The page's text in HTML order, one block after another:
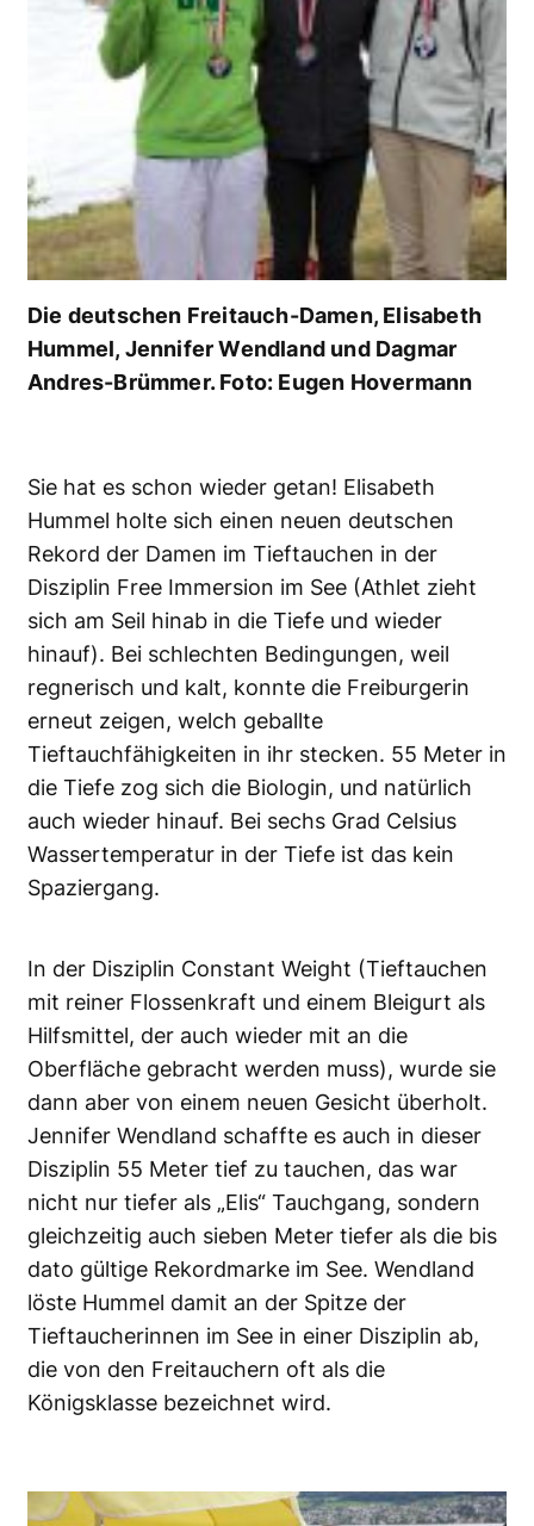
Die deutschen Freitauch-Damen, Elisabeth
Hummel, Jennifer Wendland und Dagmar
Andres-Brümmer. Foto: Eugen Hovermann
Sie hat es schon wieder getan! Elisabeth
Hummel holte sich einen neuen deutschen
Rekord der Damen im Tieftauchen in der
Disziplin Free Immersion im See (Athlet zieht
sich am Seil hinab in die Tiefe und wieder
hinauf). Bei schlechten Bedingungen, weil
regnerisch und kalt, konnte die Freiburgerin
erneut zeigen, welch geballte
Tieftauchfähigkeiten in ihr stecken. 55 Meter in
die Tiefe zog sich die Biologin, und natürlich
auch wieder hinauf. Bei sechs Grad Celsius
Wassertemperatur in der Tiefe ist das kein
Spaziergang.
In der Disziplin Constant Weight (Tieftauchen
mit reiner Flossenkraft und einem Bleigurt als
Hilfsmittel, der auch wieder mit an die
Oberfläche gebracht werden muss), wurde sie
dann aber von einem neuen Gesicht überholt.
Jennifer Wendland schaffte es auch in dieser
Disziplin 55 Meter tief zu tauchen, das war
nicht nur tiefer als „Elis“ Tauchgang, sondern
gleichzeitig auch sieben Meter tiefer als die bis
dato gültige Rekordmarke im See. Wendland
löste Hummel damit an der Spitze der
Tieftaucherinnen im See in einer Disziplin ab,
die von den Freitauchern oft als die
Königsklasse bezeichnet wird.